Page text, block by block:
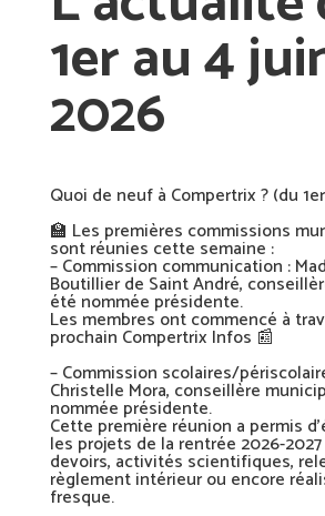
1er au 4
2026
Quoi de neuf à Compertrix ? (du
🏫 Les premières commissions
sont réunies cette semaine :
– Commission communication :
Boutillier de Saint André,
été nommée présidente.
Les membres ont commencé à
prochain Compertrix Infos 📰
– Commission scolaires/
Christelle Mora, conseillère
nommée présidente.
Cette première réunion a permis
les projets de la rentrée 2026-
devoirs, activités scientifiques,
règlement intérieur ou encore
fresque.